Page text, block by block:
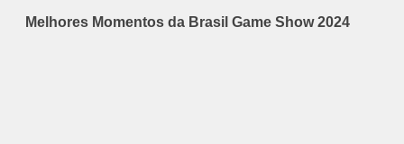
Melhores Momentos da Brasil Game Show 2024